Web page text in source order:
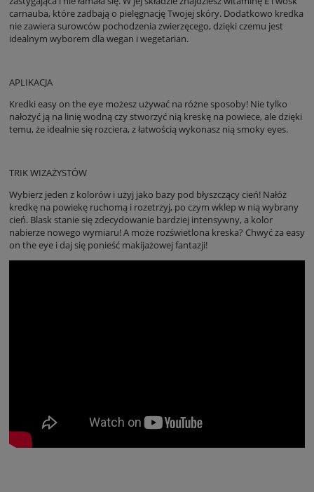
carnauba, które zadbają o pielęgnację Twojej skóry. Dodatkowo kredka
nie zawiera surowców pochodzenia zwierzęcego, dzięki czemu jest
idealnym wyborem dla wegan i wegetarian.
APLIKACJA
Kredki easy on the eye możesz używać na różne sposoby! Nie tylko
nałożyć ją na linię wodną czy stworzyć nią kreskę na powiece, ale dzięki
temu, że idealnie się rozciera, z łatwością wykonasz nią smoky eyes.
TRIK WIZAŻYSTÓW
Wybierz jeden z kolorów i użyj jako bazy pod błyszczący cień! Nałóż
kredkę na powiekę ruchomą i rozetrzyj, po czym wklep w nią wybrany
cień. Blask stanie się zdecydowanie bardziej intensywny, a kolor
nabierze nowego wymiaru! A może rozświetlona kreska? Chwyć za easy
on the eye i daj się ponieść makijażowej fantazji!